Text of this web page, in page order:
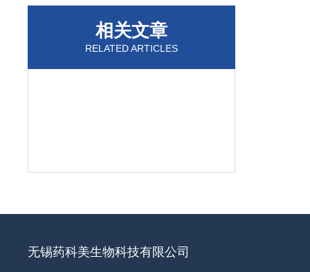
相关文章
RELATED ARTICLES
无锡药科美生物科技有限公司